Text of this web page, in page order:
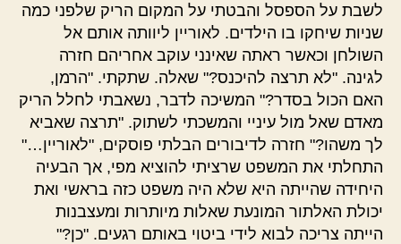
לשבת על הספסל והבטתי על המקום הריק שלפני כמה
שניות שיחקו בו הילדים. לאוריין ליוותה אותם אל
השולחן וכאשר ראתה שאינני עוקב אחריהם חזרה
לגינה. "לא תרצה להיכנס?" שאלה. שתקתי. "הרמן,
האם הכול בסדר?" המשיכה לדבר, נשאבתי לחלל הריק
מאדם שאל מול עיניי והמשכתי לשתוק. "תרצה שאביא
לך משהו?" חזרה לדיבורים הבלתי פוסקים, "לאוריין…"
התחלתי את המשפט שרציתי להוציא מפי, אך הבעיה
היחידה שהייתה היא שלא היה משפט כזה בראשי ואת
יכולת האלתור המונעת שאלות מיותרות ומעצבנות
הייתה צריכה לבוא לידי ביטוי באותם רגעים. "כן?"